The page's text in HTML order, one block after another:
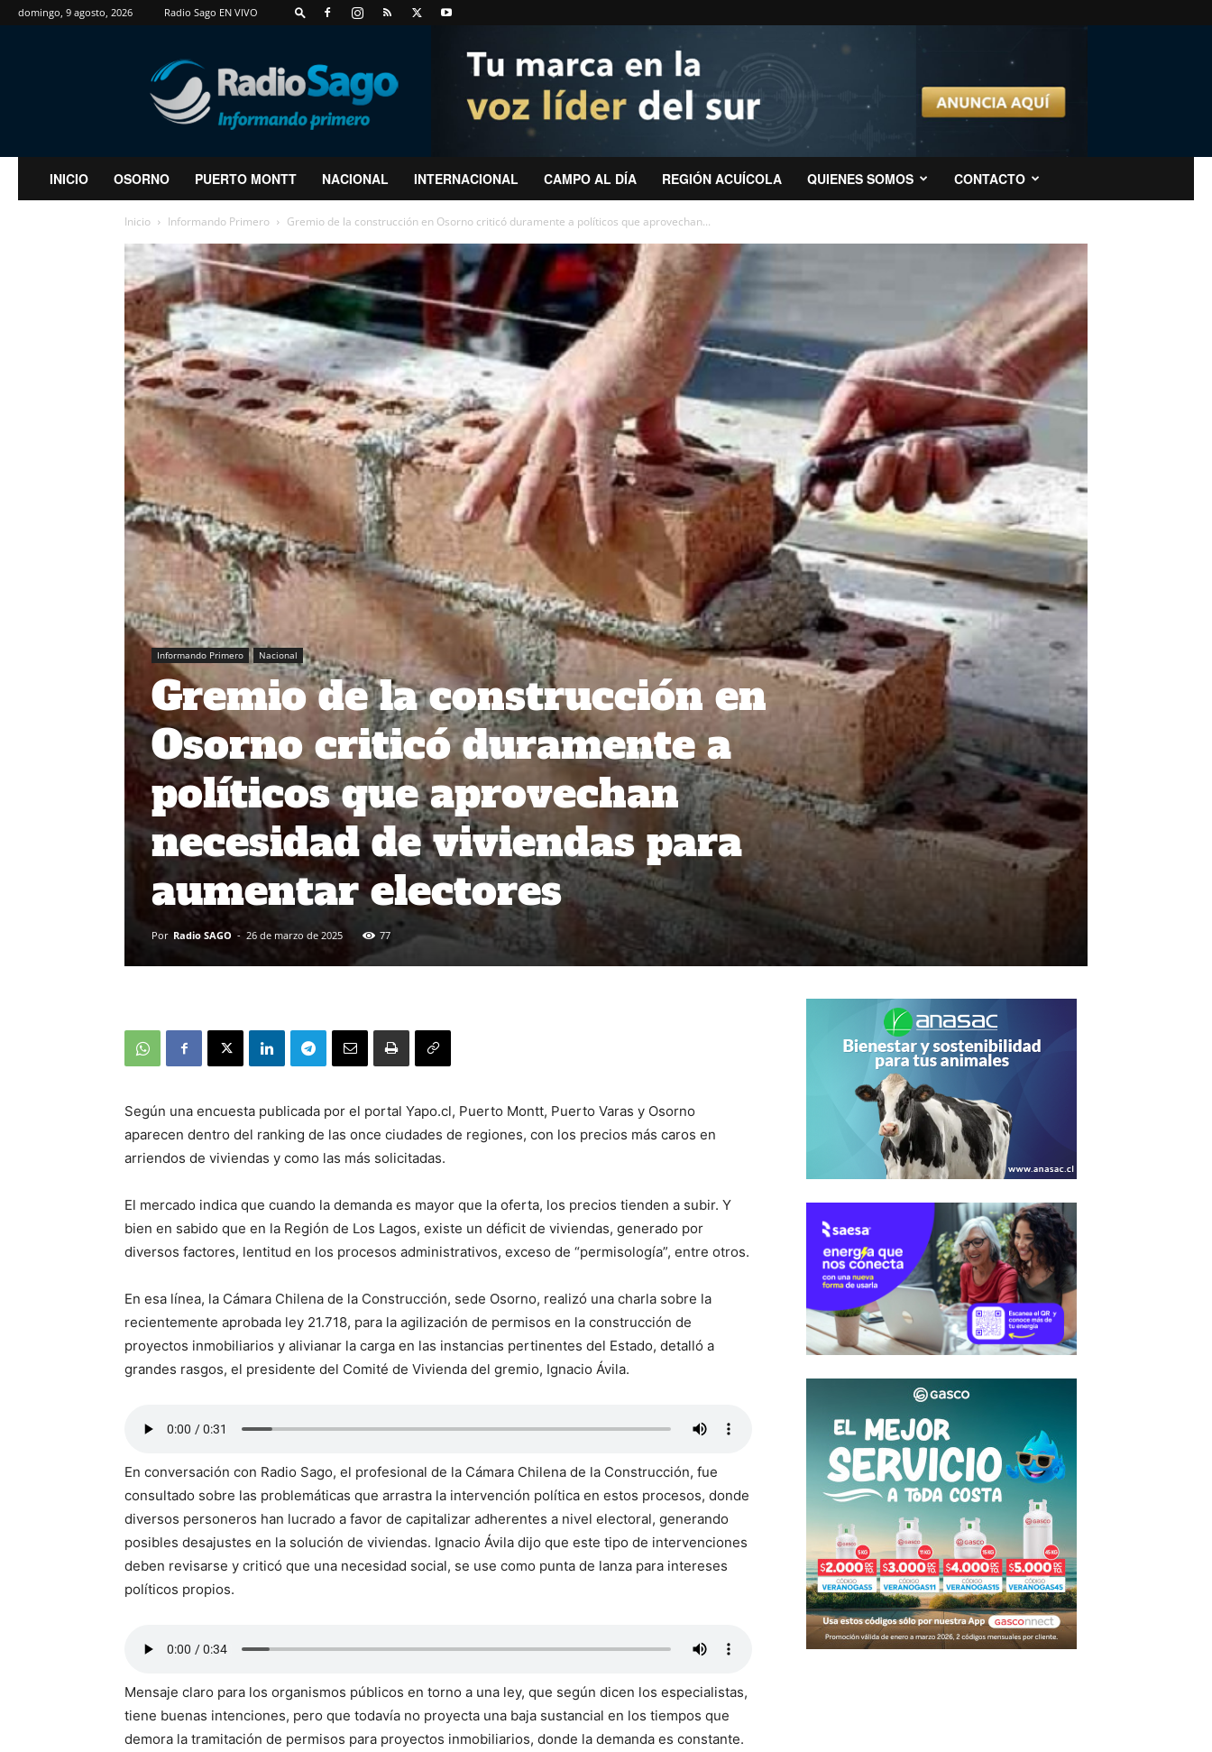
domingo, 9 agosto, 2026 Radio Sago EN VIVO
RadioSago
INICIO OSORNO PUERTO MONTT NACIONAL INTERNACIONAL CAMPO AL DÍA REGIÓN ACUÍCOLA QUIENES SOMOS CONTACTO
Inicio Informando Primero Gremio de la construcción en Osorno criticó duramente a políticos que aprovechan...
Informando Primero Nacional
Gremio de la construcción en
Osorno criticó duramente a
políticos que aprovechan
necesidad de viviendas para
aumentar electores
Por Radio SAGO - 26 de marzo de 2025 77
Según una encuesta publicada por el portal Yapo.cl, Puerto Montt, Puerto Varas y Osorno
aparecen dentro del ranking de las once ciudades de regiones, con los precios más caros en
arriendos de viviendas y como las más solicitadas.
El mercado indica que cuando la demanda es mayor que la oferta, los precios tienden a subir. Y
bien en sabido que en la Región de Los Lagos, existe un déficit de viviendas, generado por
diversos factores, lentitud en los procesos administrativos, exceso de “permisología”, entre otros.
En esa línea, la Cámara Chilena de la Construcción, sede Osorno, realizó una charla sobre la
recientemente aprobada ley 21.718, para la agilización de permisos en la construcción de
proyectos inmobiliarios y alivianar la carga en las instancias pertinentes del Estado, detalló a
grandes rasgos, el presidente del Comité de Vivienda del gremio, Ignacio Ávila.
En conversación con Radio Sago, el profesional de la Cámara Chilena de la Construcción, fue
consultado sobre las problemáticas que arrastra la intervención política en estos procesos, donde
diversos personeros han lucrado a favor de capitalizar adherentes a nivel electoral, generando
posibles desajustes en la solución de viviendas. Ignacio Ávila dijo que este tipo de intervenciones
deben revisarse y criticó que una necesidad social, se use como punta de lanza para intereses
políticos propios.
Mensaje claro para los organismos públicos en torno a una ley, que según dicen los especialistas,
tiene buenas intenciones, pero que todavía no proyecta una baja sustancial en los tiempos que
demora la tramitación de permisos para proyectos inmobiliarios, donde la demanda es constante.